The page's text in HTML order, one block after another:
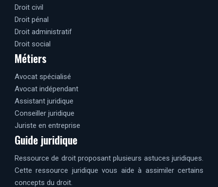
Droit civil
Droit pénal
Droit administratif
Droit social
Métiers
Avocat spécialisé
Avocat indépendant
Assistant juridique
Conseiller juridique
Juriste en entreprise
Guide juridique
Ressource de droit proposant plusieurs astuces juridiques.
Cette ressource juridique vous aide à assimiler certains
concepts du droit.